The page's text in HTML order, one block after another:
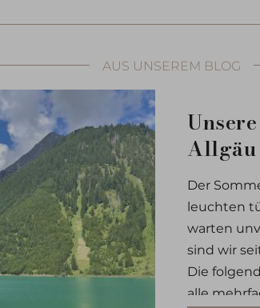
AUS UNSEREM BLOG
Allgäu
Der
leuchten
warten
sind wir
Die
alle